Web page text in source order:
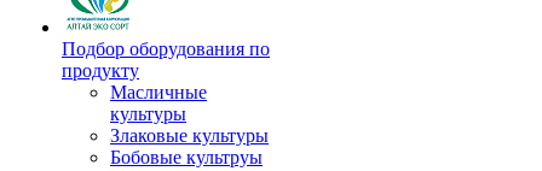
Подбор оборудования по
продукту
Масличные
культуры
Злаковые культуры
Бобовые культруы